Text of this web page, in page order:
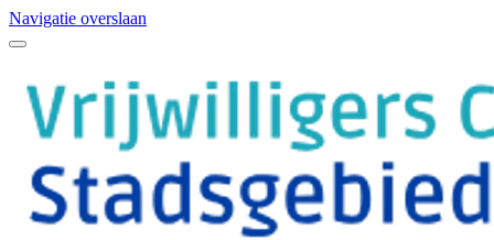
Navigatie overslaan